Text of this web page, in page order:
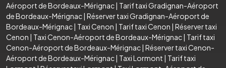
Aéroport de Bordeaux-Mérignac| Tarif taxi Gradignan-Aéroport
de Bordeaux-Mérignac| Réserver taxi Gradignan-Aéroport de
Bordeaux-Mérignac| Taxi Cenon | Tarif taxi Cenon | Réserver taxi
Cenon | Taxi Cenon-Aéroport de Bordeaux-Mérignac| Tarif taxi
Cenon-Aéroport de Bordeaux-Mérignac| Réserver taxi Cenon-
Aéroport de Bordeaux-Mérignac| Taxi Lormont | Tarif taxi